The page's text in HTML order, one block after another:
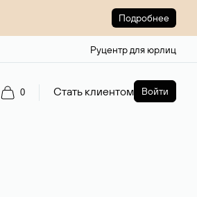
Подробнее
Руцентр для юрлиц
0 Стать клиентом Войти